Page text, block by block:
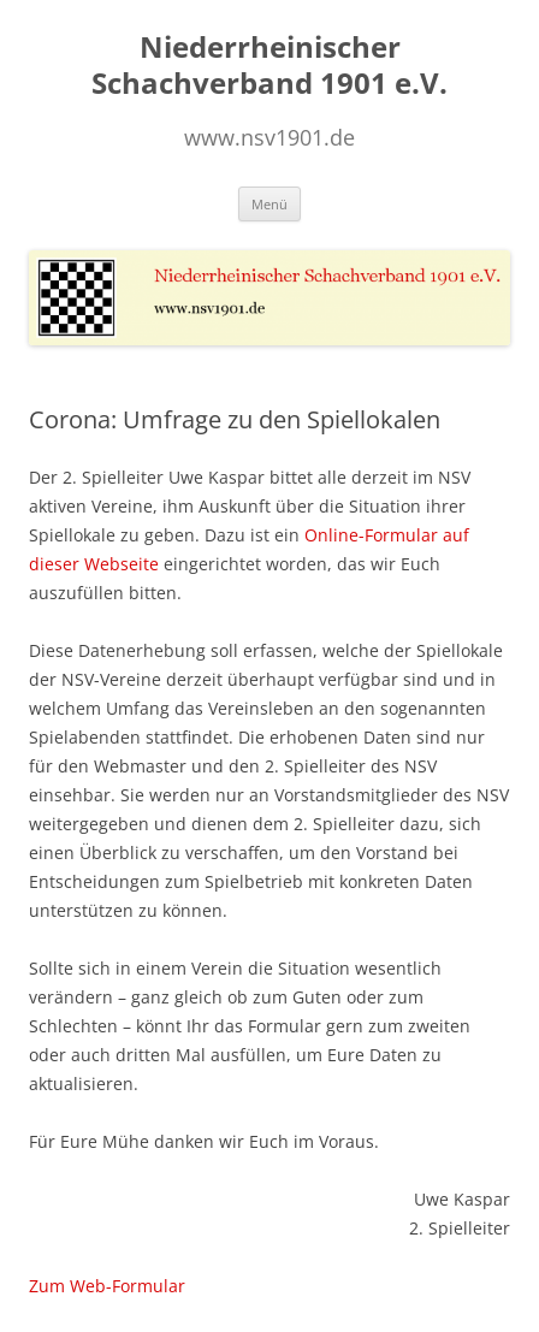
Niederrheinischer
Schachverband 1901 e.V.
www.nsv1901.de
Menü
Corona: Umfrage zu den Spiellokalen
Der 2. Spielleiter Uwe Kaspar bittet alle derzeit im NSV
aktiven Vereine, ihm Auskunft über die Situation ihrer
Spiellokale zu geben. Dazu ist ein Online-Formular auf
dieser Webseite eingerichtet worden, das wir Euch
auszufüllen bitten.
Diese Datenerhebung soll erfassen, welche der Spiellokale
der NSV-Vereine derzeit überhaupt verfügbar sind und in
welchem Umfang das Vereinsleben an den sogenannten
Spielabenden stattfindet. Die erhobenen Daten sind nur
für den Webmaster und den 2. Spielleiter des NSV
einsehbar. Sie werden nur an Vorstandsmitglieder des NSV
weitergegeben und dienen dem 2. Spielleiter dazu, sich
einen Überblick zu verschaffen, um den Vorstand bei
Entscheidungen zum Spielbetrieb mit konkreten Daten
unterstützen zu können.
Sollte sich in einem Verein die Situation wesentlich
verändern – ganz gleich ob zum Guten oder zum
Schlechten – könnt Ihr das Formular gern zum zweiten
oder auch dritten Mal ausfüllen, um Eure Daten zu
aktualisieren.
Für Eure Mühe danken wir Euch im Voraus.
Uwe Kaspar
2. Spielleiter
Zum Web-Formular